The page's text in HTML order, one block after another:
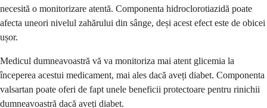
necesită o monitorizare atentă. Componenta hidroclorotiazidă poate
afecta uneori nivelul zahărului din sânge, deși acest efect este de obicei
ușor.
Medicul dumneavoastră vă va monitoriza mai atent glicemia la
începerea acestui medicament, mai ales dacă aveți diabet. Componenta
valsartan poate oferi de fapt unele beneficii protectoare pentru rinichii
dumneavoastră dacă aveți diabet.